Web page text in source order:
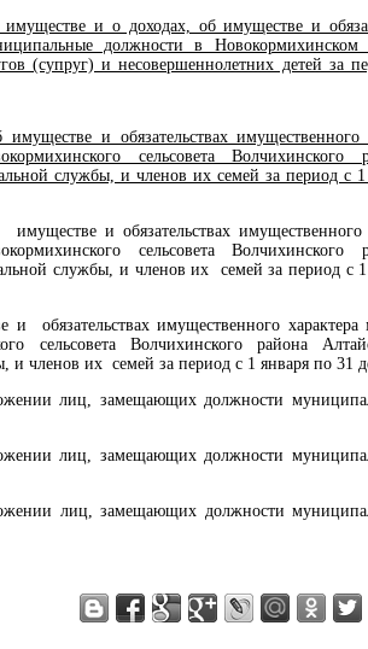
и о доходах, об имуществе и
должности в Новокормихинском
(супруг) и несовершеннолетних детей за
и обязательствах
сельсовета Волчихинского
службы, и членов их семей за период с 1
и обязательствах
сельсовета Волчихинского
службы, и членов их семей за период с 1
и обязательствах имущественного
сельсовета Волчихинского района
членов их семей за период с 1 января по 31
лиц, замещающих должности
лиц, замещающих должности
лиц, замещающих должности